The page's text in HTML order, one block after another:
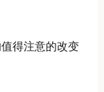
得注意的改变